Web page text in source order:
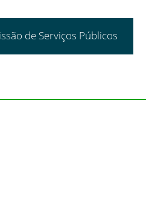
de Serviços Públicos